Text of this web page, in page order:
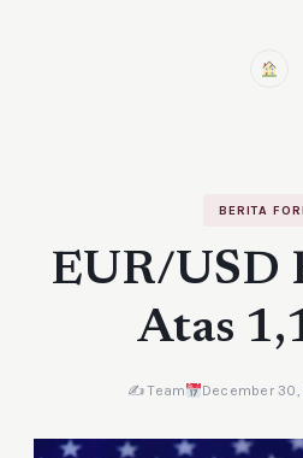
BERITA
EUR/USD
Atas
✍️ Team December